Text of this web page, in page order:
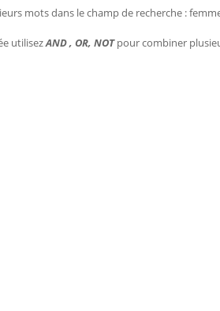
mots dans le champ de recherche :
utilisezAND , OR, NOTpour combiner